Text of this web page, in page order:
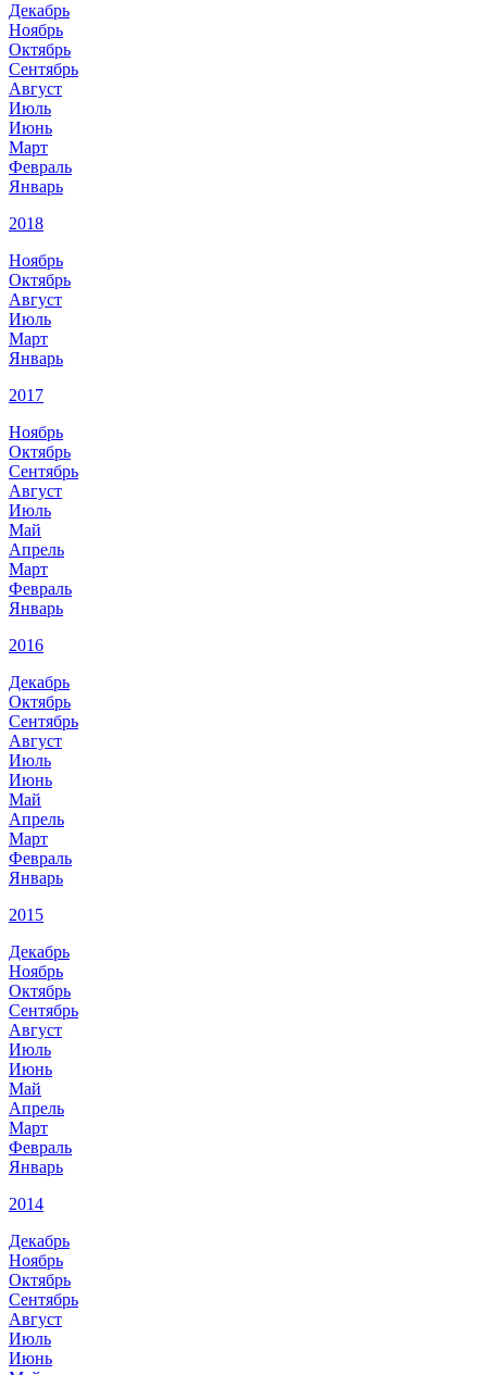
Декабрь
Ноябрь
Октябрь
Сентябрь
Август
Июль
Июнь
Март
Февраль
Январь
2018
Ноябрь
Октябрь
Август
Июль
Март
Январь
2017
Ноябрь
Октябрь
Сентябрь
Август
Июль
Май
Апрель
Март
Февраль
Январь
2016
Декабрь
Октябрь
Сентябрь
Август
Июль
Июнь
Май
Апрель
Март
Февраль
Январь
2015
Декабрь
Ноябрь
Октябрь
Сентябрь
Август
Июль
Июнь
Май
Апрель
Март
Февраль
Январь
2014
Декабрь
Ноябрь
Октябрь
Сентябрь
Август
Июль
Июнь